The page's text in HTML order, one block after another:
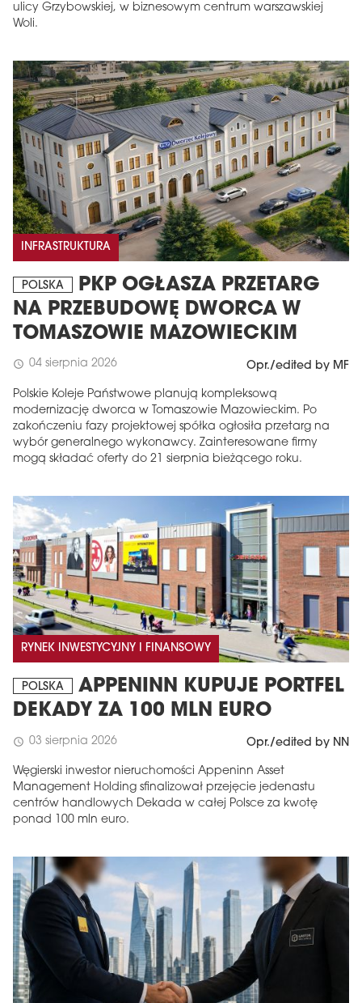
ulicy Grzybowskiej, w biznesowym centrum warszawskiej
Woli.
INFRASTRUKTURA
POLSKA
PKP OGŁASZA PRZETARG
NA PRZEBUDOWĘ DWORCA W
TOMASZOWIE MAZOWIECKIM
schedule 04 sierpnia 2026 Opr./edited by MF
Polskie Koleje Państwowe planują kompleksową
modernizację dworca w Tomaszowie Mazowieckim. Po
zakończeniu fazy projektowej spółka ogłosiła przetarg na
wybór generalnego wykonawcy. Zainteresowane firmy
mogą składać oferty do 21 sierpnia bieżącego roku.
RYNEK INWESTYCYJNY I FINANSOWY
POLSKA
APPENINN KUPUJE PORTFEL
DEKADY ZA 100 MLN EURO
schedule 03 sierpnia 2026 Opr./edited by NN
Węgierski inwestor nieruchomości Appeninn Asset
Management Holding sfinalizował przejęcie jedenastu
centrów handlowych Dekada w całej Polsce za kwotę
ponad 100 mln euro.